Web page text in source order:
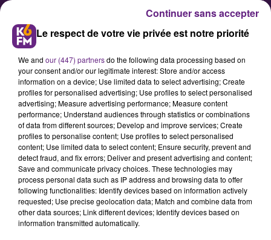
Etat de catastrophe naturelle
reconnu pour quatre communes
de Côte d’Or
L’information a été annoncée ce
jeudi par la préfecture : l'état de
catastrophe naturelle a été
Le respect de votre vie privée est notre priorité
We and our (447) partnersdo the following data processing based on
your consent and/or our legitimate interest: Store and/or access
information on a device; Use limited data to select advertising; Create
profiles for personalised advertising; Use profiles to select personalised
advertising; Measure advertising performance; Measure content
performance; Understand audiences through statistics or combinations
of data from different sources; Develop and improve services; Create
profiles to personalise content; Use profiles to select personalised
content; Use limited data to select content; Ensure security, prevent and
detect fraud, and fix errors; Deliver and present advertising and content;
Save and communicate privacy choices. These technologies may
process personal data such as IP address and browsing data to offer
following functionalities: Identify devices based on information actively
requested; Use precise geolocation data; Match and combine data from
other data sources; Link different devices; Identify devices based on
information transmitted automatically.
Continuer sans accepter